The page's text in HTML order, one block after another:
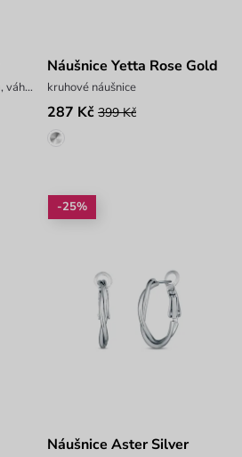
šperk ze stříbra (925/1000), váha 5,7 g
Náušnice Yetta Rose Gold
kruhové náušnice
287 Kč 399 Kč
-25%
Náušnice Aster Silver